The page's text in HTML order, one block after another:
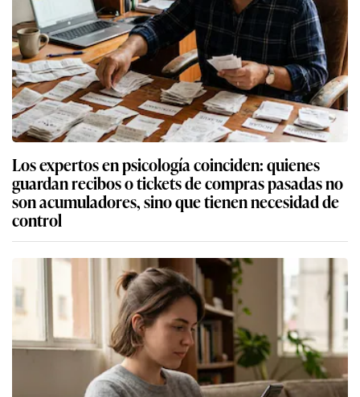
Los expertos en psicología coinciden: quienes
guardan recibos o tickets de compras pasadas no
son acumuladores, sino que tienen necesidad de
control